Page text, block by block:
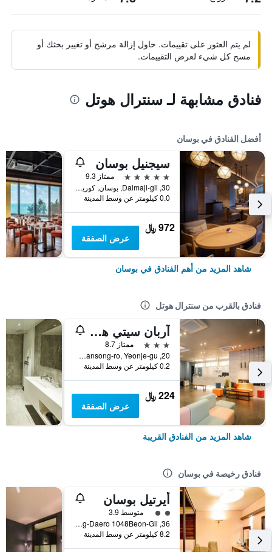
لم يتم العثور على تقييمات. حاول إزالة مرشح أو تغيير بحثك أو
مسح كل شيء لعرض التقييمات.
فنادق مشابهة لـ سنترال هوتل
أفضل الفنادق في بوسان
سيجنيل بوسان
5 نجوم
ممتاز 9.3
30, Dalmaji-gil, بوسان, كوريا الجنوبية
0.0 كيلومتر عن وسط المدينة
972 ﷼
عرض الصفقة
شاهد المزيد من أهم الفنادق في بوسان
فنادق بالقرب من سنترال هوتل
آربان سيتي هوتل
3 نجوم
ممتاز 8.7
20, Bansong-ro, Yeonje-gu, بوسان, كوريا الجنوبية
0.2 كيلومتر عن وسط المدينة
224 ﷼
عرض الصفقة
شاهد المزيد من الفنادق القريبة
فنادق رخيصة في بوسان
أيرتيل بوسان
تقييم فئة 2متوسط 3.9
36, Nakdong-Daero 1048Beon-Gil, بوسان, كوريا الجنوبية
8.2 كيلومتر عن وسط المدينة